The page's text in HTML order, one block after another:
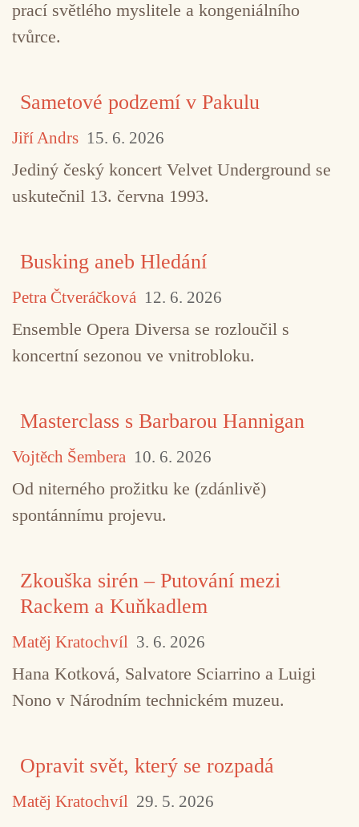
prací světlého myslitele a kongeniálního
tvůrce.
Sametové podzemí v Pakulu
Jiří Andrs 15. 6. 2026
Jediný český koncert Velvet Underground se
uskutečnil 13. června 1993.
Busking aneb Hledání
Petra Čtveráčková 12. 6. 2026
Ensemble Opera Diversa se rozloučil s
koncertní sezonou ve vnitrobloku.
Masterclass s Barbarou Hannigan
Vojtěch Šembera 10. 6. 2026
Od niterného prožitku ke (zdánlivě)
spontánnímu projevu.
Zkouška sirén – Putování mezi
Rackem a Kuňkadlem
Matěj Kratochvíl 3. 6. 2026
Hana Kotková, Salvatore Sciarrino a Luigi
Nono v Národním technickém muzeu.
Opravit svět, který se rozpadá
Matěj Kratochvíl 29. 5. 2026